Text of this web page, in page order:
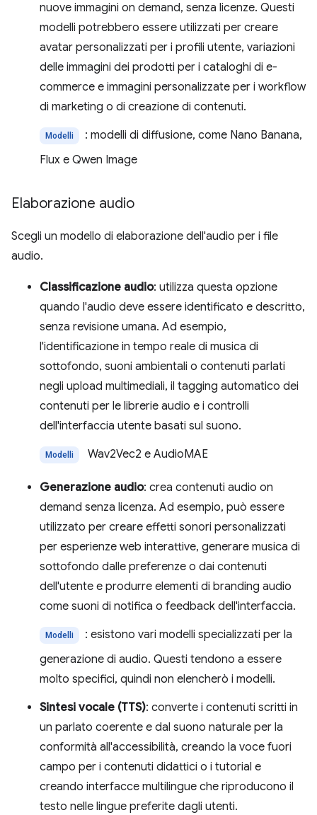
nuove immagini on demand, senza licenze. Questi
modelli potrebbero essere utilizzati per creare
avatar personalizzati per i profili utente, variazioni
delle immagini dei prodotti per i cataloghi di e-
commerce e immagini personalizzate per i workflow
di marketing o di creazione di contenuti.
Modelli
: modelli di diffusione, come Nano Banana,
Flux e Qwen Image
Elaborazione audio
Scegli un modello di elaborazione dell'audio per i file
audio.
Classificazione audio: utilizza questa opzione
quando l'audio deve essere identificato e descritto,
senza revisione umana. Ad esempio,
l'identificazione in tempo reale di musica di
sottofondo, suoni ambientali o contenuti parlati
negli upload multimediali, il tagging automatico dei
contenuti per le librerie audio e i controlli
dell'interfaccia utente basati sul suono.
Modelli Wav2Vec2 e AudioMAE
Generazione audio: crea contenuti audio on
demand senza licenza. Ad esempio, può essere
utilizzato per creare effetti sonori personalizzati
per esperienze web interattive, generare musica di
sottofondo dalle preferenze o dai contenuti
dell'utente e produrre elementi di branding audio
come suoni di notifica o feedback dell'interfaccia.
Modelli
: esistono vari modelli specializzati per la
generazione di audio. Questi tendono a essere
molto specifici, quindi non elencherò i modelli.
Sintesi vocale (TTS): converte i contenuti scritti in
un parlato coerente e dal suono naturale per la
conformità all'accessibilità, creando la voce fuori
campo per i contenuti didattici o i tutorial e
creando interfacce multilingue che riproducono il
testo nelle lingue preferite dagli utenti.